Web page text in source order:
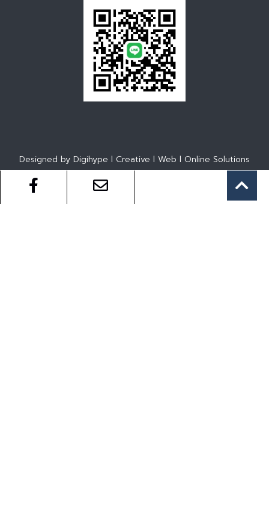
Designed by Digihype l Creative l Web l Online Solutions